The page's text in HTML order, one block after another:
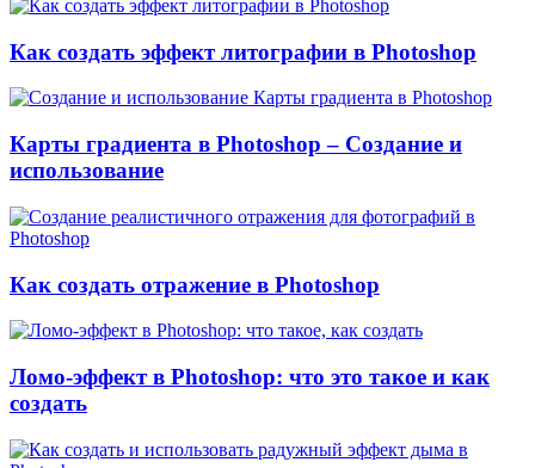
Как создать эффект литографии в Photoshop
Карты градиента в Photoshop – Создание и
использование
Как создать отражение в Photoshop
Ломо-эффект в Photoshop: что это такое и как
создать